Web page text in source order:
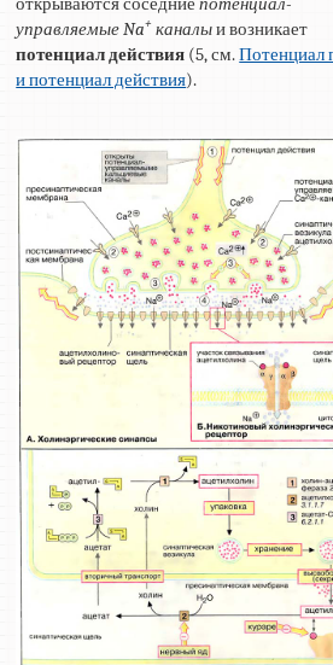
управляемые Na+ каналыи возникает
потенциал действия (5, см.Потенциал
и потенциал действия).